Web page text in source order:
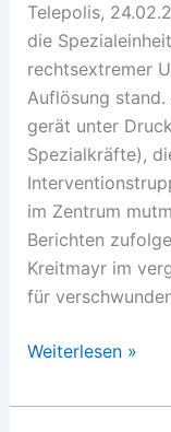
Telepolis,
die
rechtsextremer
Auflösung
gerät unter
Spezialkräfte),
im Zentrum
Berichten
Kreitmayr im
für
KSK:
in
Weiterlesen »